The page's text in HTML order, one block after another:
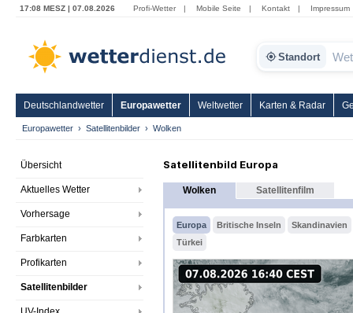
17:08 MESZ | 07.08.2026 Profi-Wetter | Mobile Seite | Kontakt | Impressum
Standort
Deutschlandwetter Europawetter Weltwetter Karten & Radar
Europawetter Satellitenbilder Wolken
Übersicht
Aktuelles Wetter
Vorhersage
Farbkarten
Profikarten
Satellitenbilder
Satellitenbild Europa
Wolken Satellitenfilm
Europa Britische Inseln
Skandinavien
Türkei